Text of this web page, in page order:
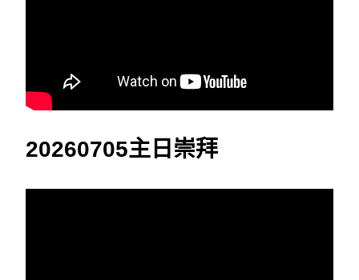
20260705主日崇拜